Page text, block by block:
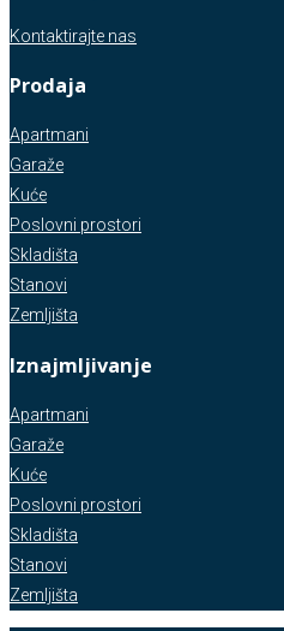
Kontaktirajte nas
Prodaja
Apartmani
Garaže
Kuće
Poslovni prostori
Skladišta
Stanovi
Zemljišta
Iznajmljivanje
Apartmani
Garaže
Kuće
Poslovni prostori
Skladišta
Stanovi
Zemljišta